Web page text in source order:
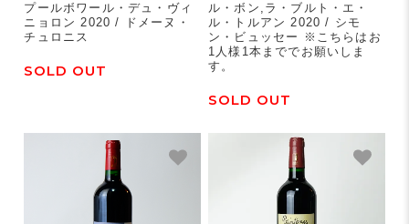
プールボワール・デュ・ヴィ
ニョロン 2020 / ドメーヌ・
チュロニス
SOLD OUT
ル・ボン,ラ・ブルト・エ・
ル・トルアン 2020 / シモ
ン・ビュッセー ※こちらはお
1人様1本まででお願いしま
す。
SOLD OUT